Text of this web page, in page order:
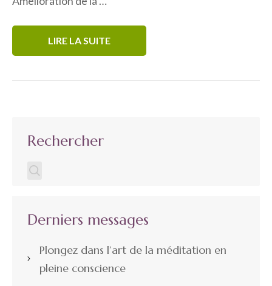
LIRE LA SUITE
Rechercher
Derniers messages
Plongez dans l’art de la méditation en
pleine conscience